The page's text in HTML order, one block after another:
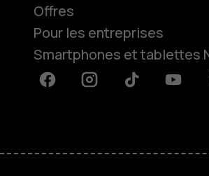
Offres
Pour les entreprises
Smartphones et tablettes
FacebookInstagramTiktok